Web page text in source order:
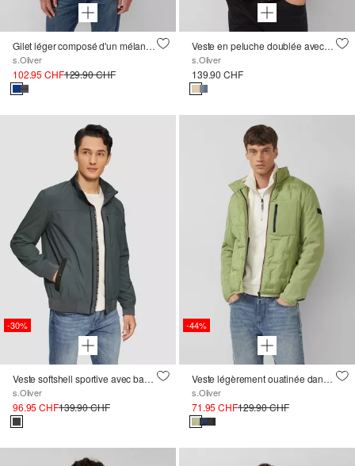
Gilet léger composé d'un mélange de matériaux et doté d'une capuche
s.Oliver
102.95 CHF129.90 CHF
Veste en peluche doublée avec fermeture éclair
s.Oliver
139.90 CHF
-30%
Veste softshell sportive avec bande logo
s.Oliver
96.95 CHF139.90 CHF
-44%
Veste légèrement ouatinée dans un mélange de tissus avec des détails sportifs
s.Oliver
71.95 CHF129.90 CHF